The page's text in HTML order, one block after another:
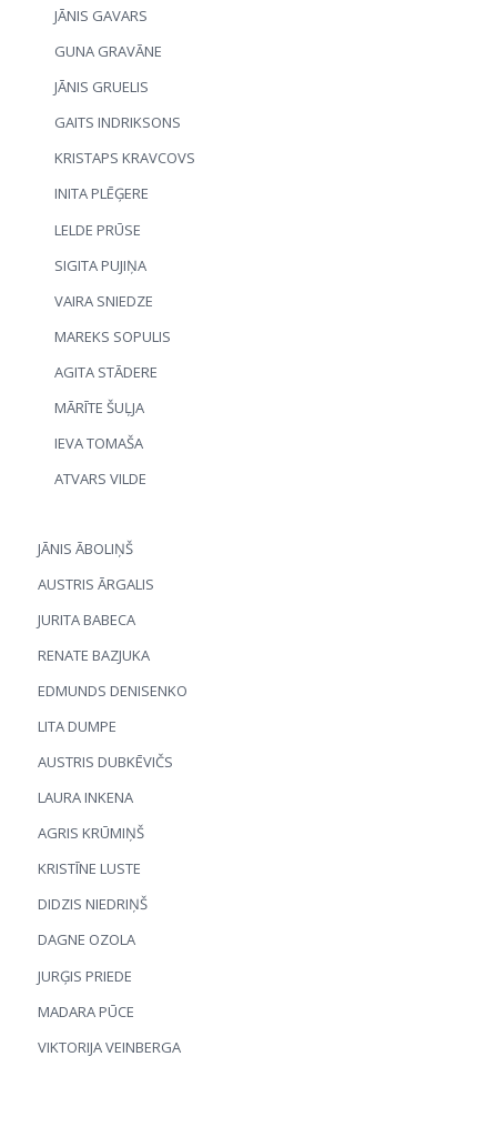
JĀNIS GAVARS
GUNA GRAVĀNE
JĀNIS GRUELIS
GAITS INDRIKSONS
KRISTAPS KRAVCOVS
INITA PLĒĢERE
LELDE PRŪSE
SIGITA PUJIŅA
VAIRA SNIEDZE
MAREKS SOPULIS
AGITA STĀDERE
MĀRĪTE ŠUĻJA
IEVA TOMAŠA
ATVARS VILDE
JĀNIS ĀBOLIŅŠ
AUSTRIS ĀRGALIS
JURITA BABECA
RENATE BAZJUKA
EDMUNDS DENISENKO
LITA DUMPE
AUSTRIS DUBKĒVIČS
LAURA INKENA
AGRIS KRŪMIŅŠ
KRISTĪNE LUSTE
DIDZIS NIEDRIŅŠ
DAGNE OZOLA
JURĢIS PRIEDE
MADARA PŪCE
VIKTORIJA VEINBERGA